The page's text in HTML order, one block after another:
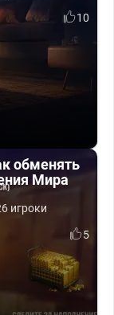
10
обменять
Мира
игроки
5